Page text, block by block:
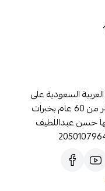
السعودية على
مستوى الخليج منذ عام 1960 اي اكثر من 60 عام بخبرات
حسن عبداللطيف